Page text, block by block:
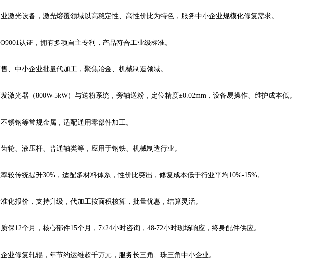
激光设备，激光熔覆领域以高稳定性、高性价比为特色，服务中小企业规模化修复需求。
认证，拥有多项自主专利，产品符合工业级标准。
、中小企业批量代加工，聚焦冶金、机械制造领域。
激光器（800W-5kW）与送粉系统，旁轴送粉，定位精度±0.02mm，设备易操作、维护成本低。
锈钢等常规金属，适配通用零部件加工。
轮、液压杆、普通轴类等，应用于钢铁、机械制造行业。
较传统提升30%，适配多材料体系，性价比突出，修复成本低于行业平均10%-15%。
化报价，支持升级，代加工按面积核算，批量优惠，结算灵活。
保12个月，核心部件15个月，7×24小时咨询，48-72小时现场响应，终身配件供应。
业修复轧辊，年节约运维超千万元，服务长三角、珠三角中小企业。